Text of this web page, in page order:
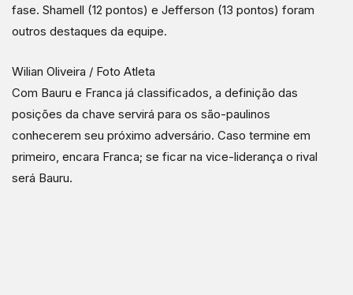
fase. Shamell (12 pontos) e Jefferson (13 pontos) foram
outros destaques da equipe.
Wilian Oliveira / Foto Atleta
Com Bauru e Franca já classificados, a definição das
posições da chave servirá para os são-paulinos
conhecerem seu próximo adversário. Caso termine em
primeiro, encara Franca; se ficar na vice-liderança o rival
será Bauru.